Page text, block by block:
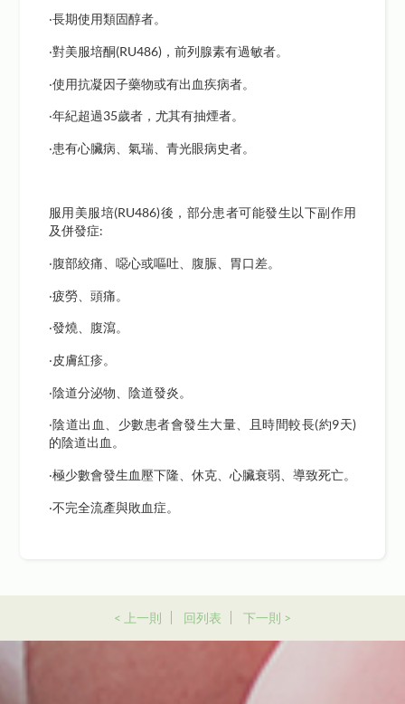
‧長期使用類固醇者。
‧對美服培酮(RU486)，前列腺素有過敏者。
‧使用抗凝因子藥物或有出血疾病者。
‧年紀超過35歲者，尤其有抽煙者。
‧患有心臟病、氣瑞、青光眼病史者。
服用美服培(RU486)後，部分患者可能發生以下副作用
及併發症:
‧腹部絞痛、噁心或嘔吐、腹脤、胃口差。
‧疲勞、頭痛。
‧發燒、腹瀉。
‧皮膚紅疹。
‧陰道分泌物、陰道發炎。
‧陰道出血、少數患者會發生大量、且時間較長(約9天)
的陰道出血。
‧極少數會發生血壓下隆、休克、心臟衰弱、導致死亡。
‧不完全流產與敗血症。
< 上一則 回列表 下一則 >